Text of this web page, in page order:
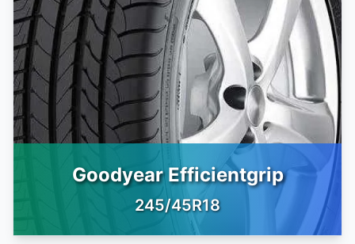
Goodyear Efficientgrip
245/45R18